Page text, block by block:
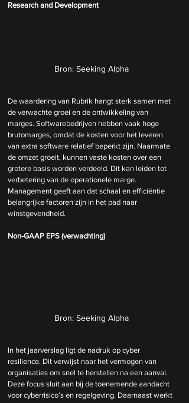
Research and Development
Bron: Seeking Alpha
De waardering van Rubrik hangt sterk samen met
de verwachte groei en de ontwikkeling van
marges. Softwarebedrijven hebben vaak hoge
brutomarges, omdat de kosten voor het leveren
van extra software relatief beperkt zijn. Naarmate
de omzet groeit, kunnen vaste kosten over een
grotere basis worden verdeeld. Dit kan leiden tot
verbetering van de operationele marge.
Management geeft aan dat schaal en efficiëntie
belangrijke factoren zijn in het pad naar
winstgevendheid.
Non-GAAP EPS (verwachting)
Bron: Seeking Alpha
In het jaarverslag ligt de nadruk op cyber
resilience. Dit verwijst naar het vermogen van
organisaties om snel te herstellen na een aanval.
Deze focus sluit aan bij de toenemende aandacht
voor cyberrisico’s en regelgeving. Daarnaast werkt